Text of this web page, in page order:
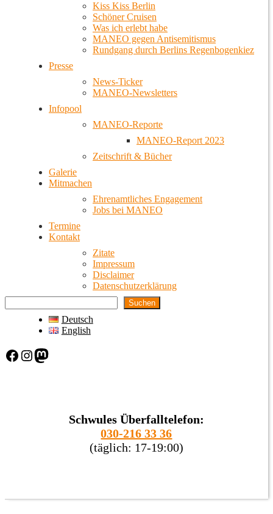
Kiss Kiss Berlin
Schöner Cruisen
Was ich erlebt habe
MANEO gegen Antisemitismus
Rundgang durch Berlins Regenbogenkiez
Presse
News-Ticker
MANEO-Newsletters
Infopool
MANEO-Reporte
MANEO-Report 2023
Zeitschrift & Bücher
Galerie
Mitmachen
Ehrenamtliches Engagement
Jobs bei MANEO
Termine
Kontakt
Zitate
Impressum
Disclaimer
Datenschutzerklärung
Suchen
Deutsch
English
Facebook Instagram Mastodon
Schwules Überfalltelefon:
030-216 33 36
(täglich: 17-19:00)